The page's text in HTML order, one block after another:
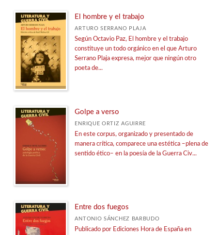
El álgebra y la luna
El pozo y el péndulo
Empátheia
Ensayo
Epigraphica Complutense
Estudios de Asia Oriental
Ver todas... (21)
El hombre y el trabajo
ARTURO SERRANO PLAJA
Según Octavio Paz, El hombre y el trabajo
constituye un todo orgánico en el que Arturo
Serrano Plaja expresa, mejor que ningún otro
poeta de...
Golpe a verso
ENRIQUE ORTIZ AGUIRRE
En este corpus, organizado y presentado de
manera crítica, comparece una estética –plena de
sentido ético– en la poesía de la Guerra Civ...
Entre dos fuegos
ANTONIO SÁNCHEZ BARBUDO
Publicado por Ediciones Hora de España en